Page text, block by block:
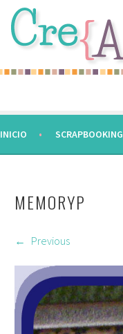
INICIO SCRAPBOOKING
MEMORYP
Previous